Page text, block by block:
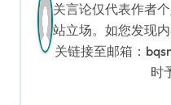
关言论仅代表作者
站立场。如您发现
关链接至邮箱：
时